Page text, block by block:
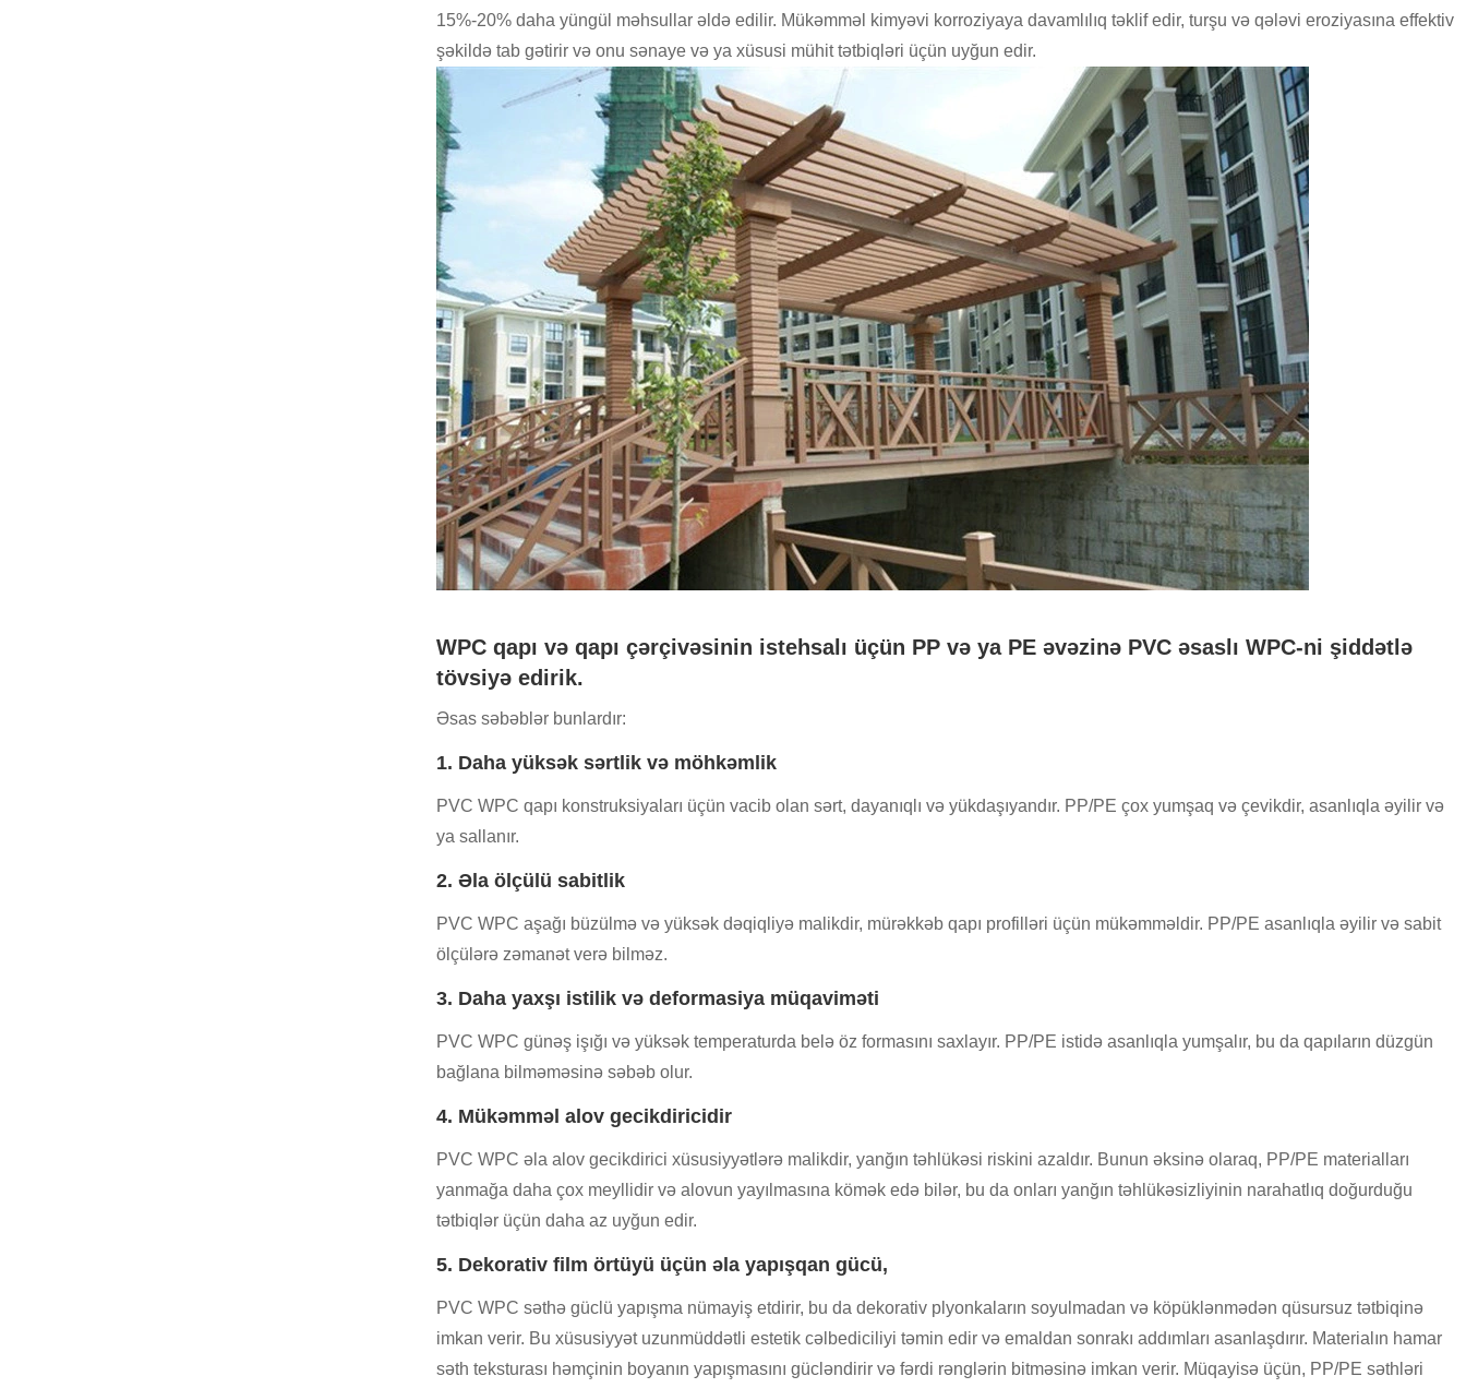
15%-20% daha yüngül məhsullar əldə edilir. Mükəmməl kimyəvi korroziyaya davamlılıq təklif edir, turşu və qələvi eroziyasına effektiv
şəkildə tab gətirir və onu sənaye və ya xüsusi mühit tətbiqləri üçün uyğun edir.
WPC qapı və qapı çərçivəsinin istehsalı üçün PP və ya PE əvəzinə PVC əsaslı WPC-ni şiddətlə
tövsiyə edirik.
Əsas səbəblər bunlardır:
1. Daha yüksək sərtlik və möhkəmlik
PVC WPC qapı konstruksiyaları üçün vacib olan sərt, dayanıqlı və yükdaşıyandır. PP/PE çox yumşaq və çevikdir, asanlıqla əyilir və
ya sallanır.
2. Əla ölçülü sabitlik
PVC WPC aşağı büzülmə və yüksək dəqiqliyə malikdir, mürəkkəb qapı profilləri üçün mükəmməldir. PP/PE asanlıqla əyilir və sabit
ölçülərə zəmanət verə bilməz.
3. Daha yaxşı istilik və deformasiya müqaviməti
PVC WPC günəş işığı və yüksək temperaturda belə öz formasını saxlayır. PP/PE istidə asanlıqla yumşalır, bu da qapıların düzgün
bağlana bilməməsinə səbəb olur.
4. Mükəmməl alov gecikdiricidir
PVC WPC əla alov gecikdirici xüsusiyyətlərə malikdir, yanğın təhlükəsi riskini azaldır. Bunun əksinə olaraq, PP/PE materialları
yanmağa daha çox meyllidir və alovun yayılmasına kömək edə bilər, bu da onları yanğın təhlükəsizliyinin narahatlıq doğurduğu
tətbiqlər üçün daha az uyğun edir.
5. Dekorativ film örtüyü üçün əla yapışqan gücü,
PVC WPC səthə güclü yapışma nümayiş etdirir, bu da dekorativ plyonkaların soyulmadan və köpüklənmədən qüsursuz tətbiqinə
imkan verir. Bu xüsusiyyət uzunmüddətli estetik cəlbediciliyi təmin edir və emaldan sonrakı addımları asanlaşdırır. Materialın hamar
səth teksturası həmçinin boyanın yapışmasını gücləndirir və fərdi rənglərin bitməsinə imkan verir. Müqayisə üçün, PP/PE səthləri